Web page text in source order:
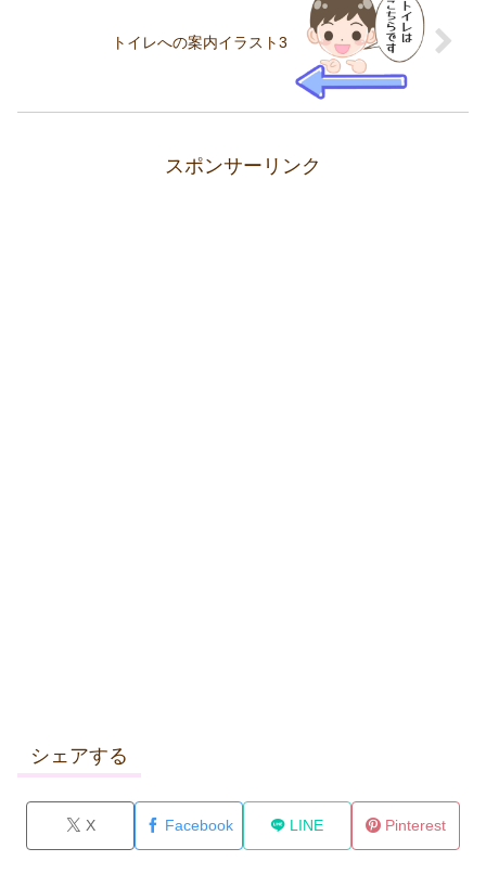
トイレへの案内イラスト3
スポンサーリンク
シェアする
X Facebook LINE Pinterest